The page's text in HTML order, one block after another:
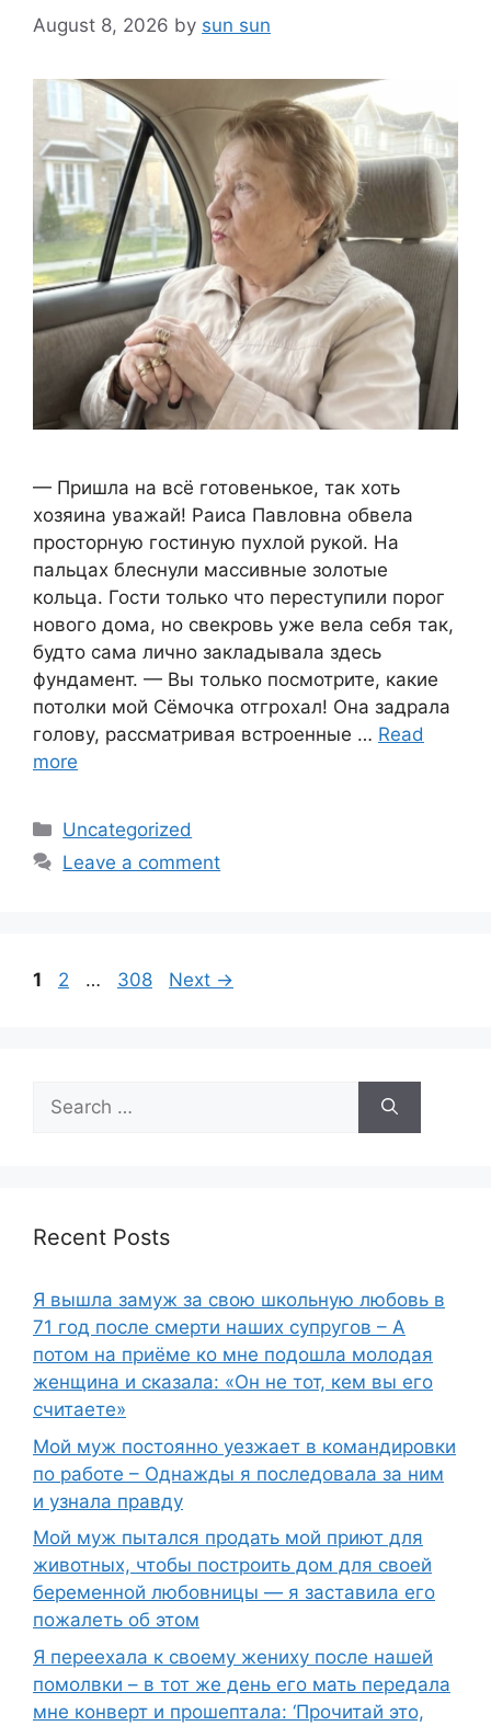
August 8, 2026 by sun sun
— Пришла на всё готовенькое, так хоть
хозяина уважай! Раиса Павловна обвела
просторную гостиную пухлой рукой. На
пальцах блеснули массивные золотые
кольца. Гости только что переступили порог
нового дома, но свекровь уже вела себя так,
будто сама лично закладывала здесь
фундамент. — Вы только посмотрите, какие
потолки мой Сёмочка отгрохал! Она задрала
голову, рассматривая встроенные … Read
more
Categories
Uncategorized
Leave a comment
Page
1 Page
2 … Page
308 Next →
Search
for:
Recent Posts
Я вышла замуж за свою школьную любовь в
71 год после смерти наших супругов – А
потом на приёме ко мне подошла молодая
женщина и сказала: «Он не тот, кем вы его
считаете»
Мой муж постоянно уезжает в командировки
по работе – Однажды я последовала за ним
и узнала правду
Мой муж пытался продать мой приют для
животных, чтобы построить дом для своей
беременной любовницы — я заставила его
пожалеть об этом
Я переехала к своему жениху после нашей
помолвки – в тот же день его мать передала
мне конверт и прошептала: ‘Прочитай это,